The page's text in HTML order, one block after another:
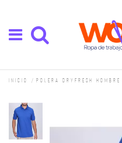
Inicio Polera Dryfresh